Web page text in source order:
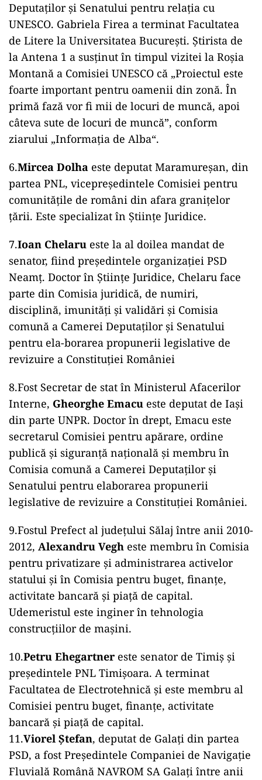
Deputaţilor şi Senatului pentru relaţia cu
UNESCO. Gabriela Firea a terminat Facultatea
de Litere la Universitatea București. Știrista de
la Antena 1 a susținut în timpul vizitei la Roșia
Montană a Comisiei UNESCO că „Proiectul este
foarte important pentru oamenii din zonă. În
primă fază vor fi mii de locuri de muncă, apoi
câteva sute de locuri de muncă”, conform
ziarului „Informația de Alba“.
6.Mircea Dolha este deputat Maramureșan, din
partea PNL, vicepreședintele Comisiei pentru
comunităţile de români din afara graniţelor
ţării. Este specializat în Științe Juridice.
7.Ioan Chelaru este la al doilea mandat de
senator, fiind președintele organizației PSD
Neamț. Doctor în Științe Juridice, Chelaru face
parte din Comisia juridică, de numiri,
disciplină, imunităţi şi validări și Comisia
comună a Camerei Deputaţilor şi Senatului
pentru ela-borarea propunerii legislative de
revizuire a Constituţiei României
8.Fost Secretar de stat în Ministerul Afacerilor
Interne, Gheorghe Emacu este deputat de Iași
din parte UNPR. Doctor în drept, Emacu este
secretarul Comisiei pentru apărare, ordine
publică şi siguranţă naţională și membru în
Comisia comună a Camerei Deputaţilor şi
Senatului pentru elaborarea propunerii
legislative de revizuire a Constituţiei României.
9.Fostul Prefect al județului Sălaj între anii 2010-
2012, Alexandru Vegh este membru în Comisia
pentru privatizare şi administrarea activelor
statului și în Comisia pentru buget, finanţe,
activitate bancară şi piaţă de capital.
Udemeristul este inginer în tehnologia
construcțiilor de mașini.
10.Petru Ehegartner este senator de Timiș și
președintele PNL Timișoara. A terminat
Facultatea de Electrotehnică și este membru al
Comisiei pentru buget, finanţe, activitate
bancară şi piaţă de capital.
11.Viorel Ștefan, deputat de Galați din partea
PSD, a fost Președintele Companiei de Navigație
Fluvială Română NAVROM SA Galați între anii